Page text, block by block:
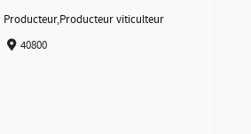
Producteur,Producteur viticulteur
40800